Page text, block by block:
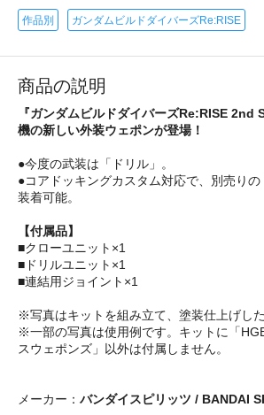
作品別 ガンダムビルドダイバーズRe:RISE
商品の説明
『ガンダムビルドダイバーズRe:RISE 2nd
機の新しい外装ウェポンが登場！
●今度の武装は「ドリル」。
●コアドッキングカスタム対応で、別売り
装着可能。
【付属品】
■クローユニット×1
■ドリルユニット×1
■連結用ジョイント×1
※写真はキットを組み立て、塗装仕上げした
※一部の写真は使用例です。キットに「
スウェポンズ」以外は付属しません。
メーカー： バンダイスピリッツ / BANDAI